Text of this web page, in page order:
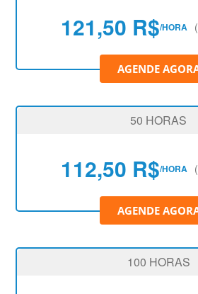
121,50 R$/HORA
AGENDE
50 HORAS
112,50 R$/HORA
AGENDE
100 HORAS